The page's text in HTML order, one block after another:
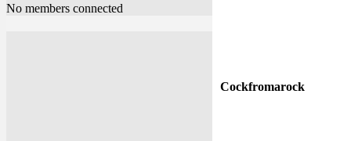
No members connected
Cockfromarock